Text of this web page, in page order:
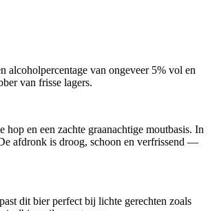
alcoholpercentage van ongeveer 5% vol en
van frisse lagers.
en een zachte graanachtige moutbasis. In
afdronk is droog, schoon en verfrissend —
dit bier perfect bij lichte gerechten zoals